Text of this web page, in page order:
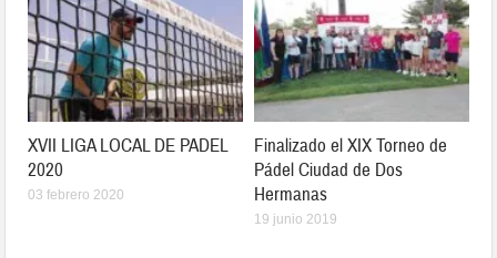
XVII LIGA LOCAL DE PADEL
2020
03 febrero 2020
Finalizado el XIX Torneo de
Pádel Ciudad de Dos
Hermanas
19 junio 2019